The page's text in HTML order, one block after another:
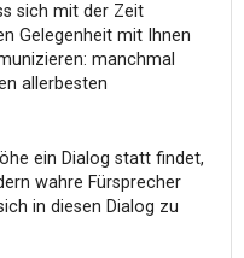
sich mit der Zeit
Gelegenheit mit Ihnen
manchmal
allerbesten
ein Dialog statt findet,
wahre Fürsprecher
in diesen Dialog zu